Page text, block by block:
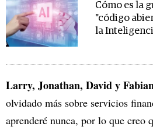
Cómo es la
"código
la
Larry, Jonathan, David y
olvidado más sobre servicios
aprenderé nunca, por lo que creo